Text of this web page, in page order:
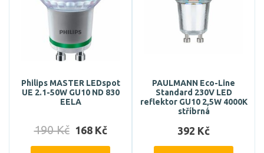
Philips MASTER LEDspot
UE 2.1-50W GU10 ND 830
EELA
190 Kč 168 Kč
PAULMANN Eco-Line
Standard 230V LED
reflektor GU10 2,5W 4000K
stříbrná
392 Kč